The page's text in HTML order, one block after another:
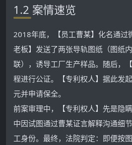
1.2 案情速览
2018年底，【员工曹某】化名通过
老板】发送了两张导轨图纸（图纸
联），诱导工厂生产样品。随后，
程进行公证。【专利权人】据此发
元并申请保全。
前案审理中，【专利权人】先是隐
中因试图通过曹某证言解释沟通细
工身份。最终，法院判定：即便按